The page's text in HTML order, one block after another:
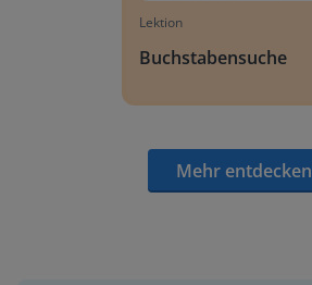
Lektion
Buchstabensuche
Mehr entdecken